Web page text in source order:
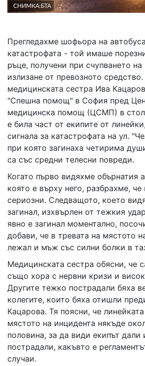
СНИМКА:БТА
Прегледахме шофьора на
катастрофата - той имаше
ръце, получени при счупването на
излизане от превозното
медицинската сестра Ива
"Спешна помощ" в София пред
медицинска помощ (ЦСМП) в
е била част от екипите от
сигнала за катастрофата на ул.
при която загинаха четирима
са със средни телесни повреди.
Когато първо видяхме обърнатия
която е върху него, разбрахме, че
сериозни. Следващото, което
загинал, изхвърлен от тежкия
явно е загинал моментално,
добави, че в тревата на мястото
лежал и мъж със силни болки в
Медицинската сестра обясни, че
също хора с нервни кризи и
Другите тежко пострадали бяха
колегите, които бяха отишли
Кацарова. Тя поясни, че
мястото на инцидента някъде
половина, за да види екипът
пострадали, какъвто е
случаи.